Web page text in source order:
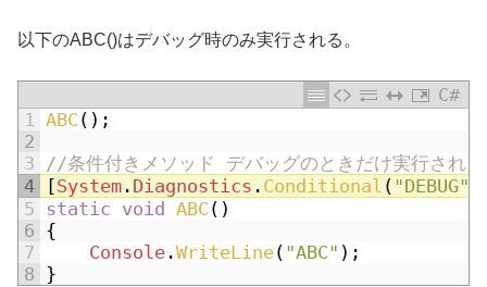
以下のABC()はデバッグ時のみ実行される。
C#
1
2
3
4
5
6
7
8
ABC ( ) ;
//条件付きメソッド デバッグのときだけ実行され
[System . Diagnostics . Conditional ( "DEBUG"
static void ABC ( )
{
Console .WriteLine( "ABC" ) ;
}